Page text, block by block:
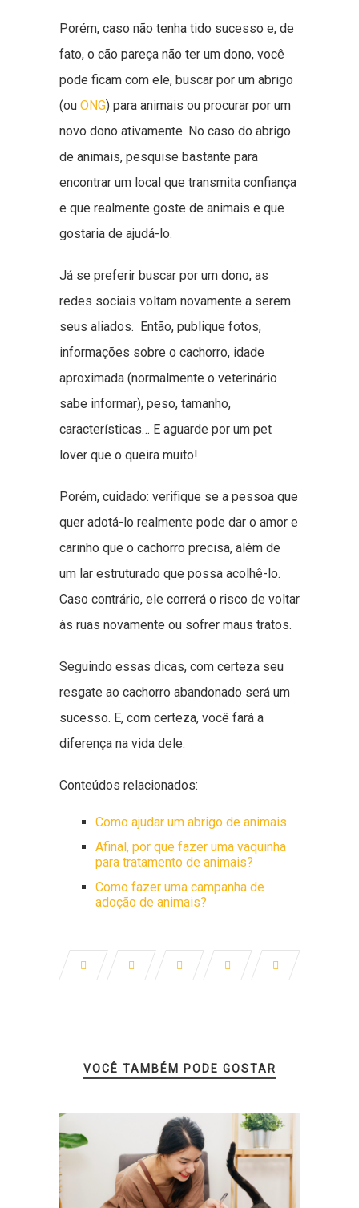
Porém, caso não tenha tido sucesso e, de
fato, o cão pareça não ter um dono, você
pode ficam com ele, buscar por um abrigo
(ou ONG) para animais ou procurar por um
novo dono ativamente. No caso do abrigo
de animais, pesquise bastante para
encontrar um local que transmita confiança
e que realmente goste de animais e que
gostaria de ajudá-lo.
Já se preferir buscar por um dono, as
redes sociais voltam novamente a serem
seus aliados. Então, publique fotos,
informações sobre o cachorro, idade
aproximada (normalmente o veterinário
sabe informar), peso, tamanho,
características… E aguarde por um pet
lover que o queira muito!
Porém, cuidado: verifique se a pessoa que
quer adotá-lo realmente pode dar o amor e
carinho que o cachorro precisa, além de
um lar estruturado que possa acolhê-lo.
Caso contrário, ele correrá o risco de voltar
às ruas novamente ou sofrer maus tratos.
Seguindo essas dicas, com certeza seu
resgate ao cachorro abandonado será um
sucesso. E, com certeza, você fará a
diferença na vida dele.
Conteúdos relacionados:
Como ajudar um abrigo de animais
Afinal, por que fazer uma vaquinha
para tratamento de animais?
Como fazer uma campanha de
adoção de animais?
VOCÊ TAMBÉM PODE GOSTAR